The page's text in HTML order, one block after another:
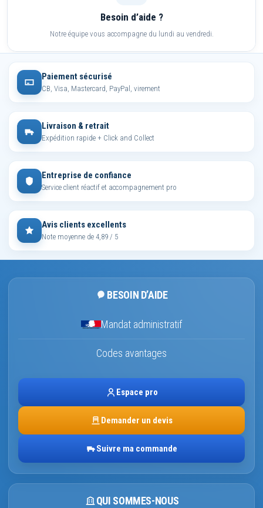
Besoin d’aide ?
Notre équipe vous accompagne du lundi au vendredi.
Paiement sécurisé
CB, Visa, Mastercard, PayPal, virement
Livraison & retrait
Expédition rapide + Click and Collect
Entreprise de confiance
Service client réactif et accompagnement pro
Avis clients excellents
Note moyenne de 4,89 / 5
BESOIN D’AIDE
Mandat administratif
Codes avantages
Espace pro
Demander un devis
Suivre ma commande
QUI SOMMES-NOUS